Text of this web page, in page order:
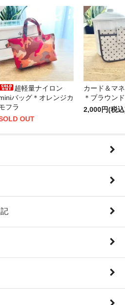
超軽量ナイロン
バッグ＊オレンジカ
フラ
OUT
カード＆マ
＊ブラウン
2,000円(税